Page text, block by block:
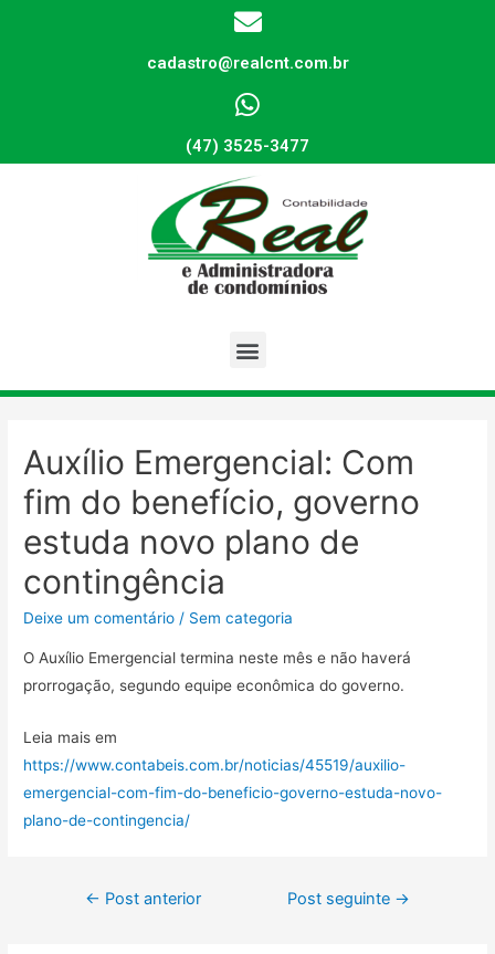
cadastro@realcnt.com.br
(47) 3525-3477
Auxílio Emergencial: Com
fim do benefício, governo
estuda novo plano de
contingência
Deixe um comentário / Sem categoria
O Auxílio Emergencial termina neste mês e não haverá
prorrogação, segundo equipe econômica do governo.
Leia mais em
https://www.contabeis.com.br/noticias/45519/auxilio-
emergencial-com-fim-do-beneficio-governo-estuda-novo-
plano-de-contingencia/
← Post anterior Post seguinte →